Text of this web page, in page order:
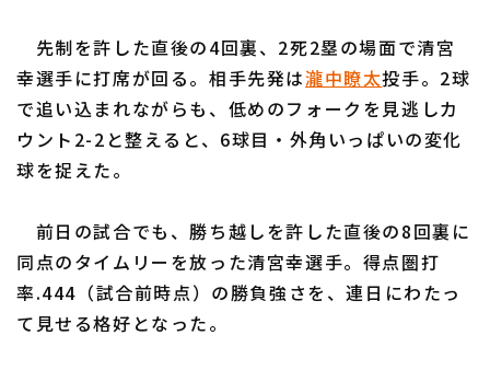
オリックス・バファローズ
福岡ソフトバンクホークス
先制を許した直後の4回裏、2死2塁の場面で清宮
幸選手に打席が回る。相手先発は瀧中瞭太投手。2球
で追い込まれながらも、低めのフォークを見逃しカ
ウント2-2と整えると、6球目・外角いっぱいの変化
球を捉えた。
前日の試合でも、勝ち越しを許した直後の8回裏に
同点のタイムリーを放った清宮幸選手。得点圏打
率.444（試合前時点）の勝負強さを、連日にわたっ
て見せる格好となった。